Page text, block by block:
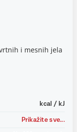
i mesnih jela
kcal / kJ
Prikažite sve...